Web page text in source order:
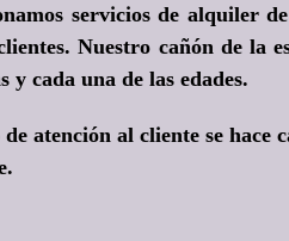
servicios de alquiler
Nuestro cañón de la
y cada una de las edades.
atención al cliente se hace